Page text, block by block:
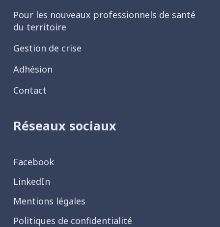
Pour les nouveaux professionnels de santé
du territoire
Gestion de crise
Adhésion
Contact
Réseaux sociaux
Facebook
LinkedIn
Mentions légales
Politiques de confidentialité